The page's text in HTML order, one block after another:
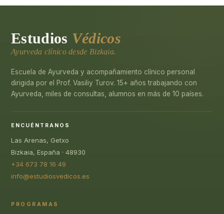
Estudios Védicos
Ayurveda clínico desde Bizkaia.
Escuela de Ayurveda y acompañamiento clínico personal
dirigida por el Prof. Vasiliy Turov. 15+ años trabajando con
Ayurveda, miles de consultas, alumnos en más de 10 países.
ENCUÉNTRANOS
Las Arenas, Getxo
Bizkaia, España · 48930
+34 673 78 16 49
info@estudiosvedicos.es
PROGRAMAS